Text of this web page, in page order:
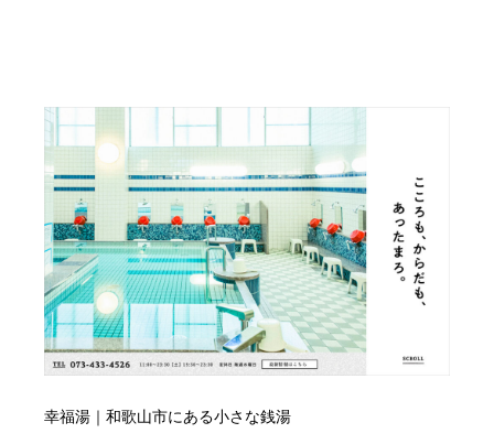
幸福湯｜和歌山市にある小さな銭湯